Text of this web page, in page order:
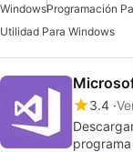
WindowsProgramación
Utilidad Para Windows
3.4